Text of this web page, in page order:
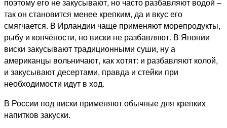
поэтому его не закусывают, но часто разбавляют водой –
так он становится менее крепким, да и вкус его
смягчается. В Ирландии чаще применяют морепродукты,
рыбу и копчёности, но виски не разбавляют. В Японии
виски закусывают традиционными суши, ну а
американцы вольничают, как хотят: и разбавляют колой,
и закусывают десертами, правда и стейки при
необходимости идут в ход.
В России под виски применяют обычные для крепких
напитков закуски.